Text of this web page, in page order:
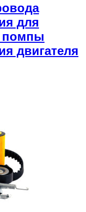
для
помпы
двигателя